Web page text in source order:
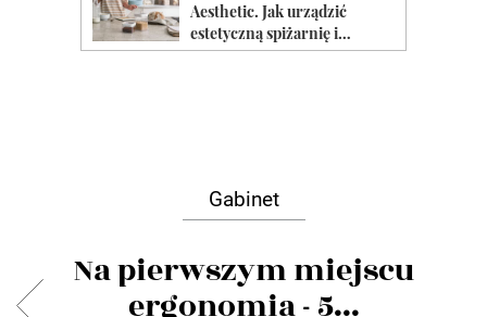
Gabinet
Na pierwszym miejscu
ergonomia - 5...